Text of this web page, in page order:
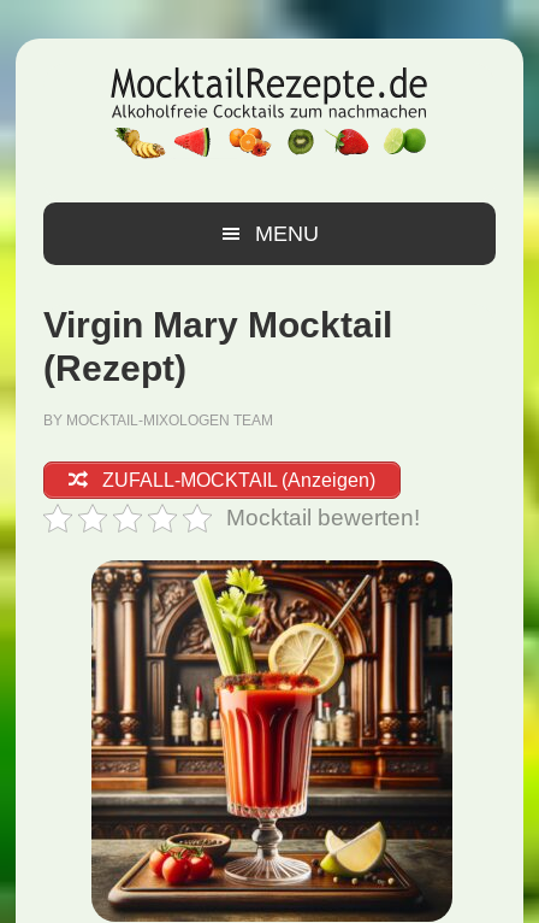
Hauptnavigation
Inhalt
Seitenspalte
MENU
Virgin Mary Mocktail
(Rezept)
BY MOCKTAIL-MIXOLOGEN TEAM
ZUFALL-MOCKTAIL (Anzeigen)
Mocktail bewerten!